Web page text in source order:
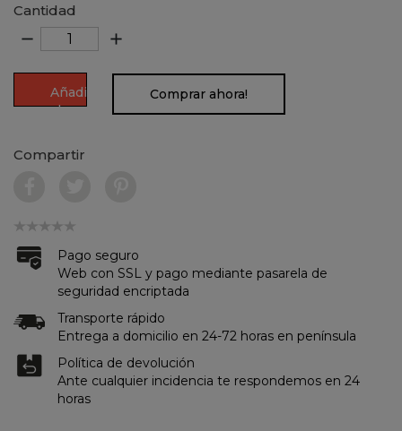
Cantidad
remove add
Añadir
al
Comprar ahora!
Compartir
Pago seguro
Web con SSL y pago mediante pasarela de
seguridad encriptada
Transporte rápido
Entrega a domicilio en 24-72 horas en península
Política de devolución
Ante cualquier incidencia te respondemos en 24
horas